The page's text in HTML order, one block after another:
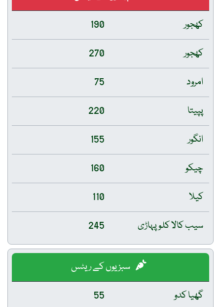
کھجور
190
کھجور
270
امرود
75
پپیتا
220
انگور
155
چیکو
160
کیلا
110
سیب کالا کلو پہاڑی
245
سبزیوں کے ریٹس
گھیا کدو
55